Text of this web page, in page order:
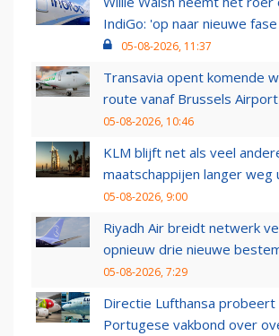
IndiGo: 'op naar nieuwe
05-08-2026, 11:37
Transavia opent komende
route vanaf Brussels Airport
05-08-2026, 10:46
KLM blijft net als veel
maatschappijen langer weg
05-08-2026, 9:00
Riyadh Air breidt netwerk
opnieuw drie nieuwe
05-08-2026, 7:29
Directie Lufthansa
Portugese vakbond over